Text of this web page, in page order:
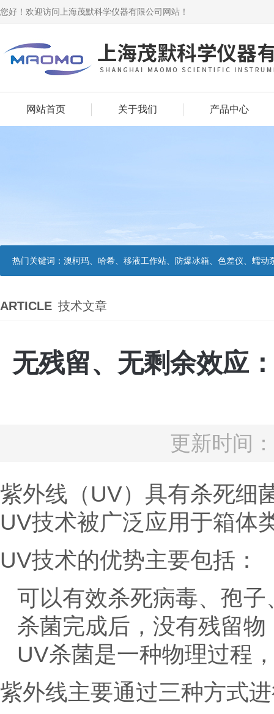
您好！欢迎访问上海茂默科学仪器有限公司网站！
网站首页 关于我们 产品中心
热门关键词： 澳柯玛、哈希、移液工作站、防爆冰箱、色差仪、蠕动
ARTICLE 技术文章
无残留、无剩余效应
更新时间
紫外线（UV）具有杀死细
UV技术被广泛应用于箱体
UV技术的优势主要包括：
可以有效杀死病毒、孢
杀菌完成后，没有残留
UV杀菌是一种物理过程
紫外线主要通过三种方式